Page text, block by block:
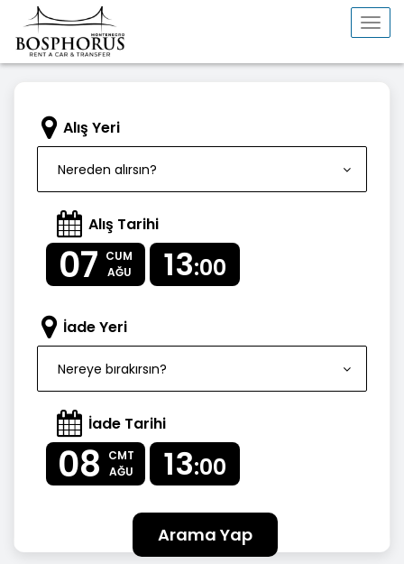
Alış Yeri
Nereden alırsın?
Alış Tarihi
07 CUM
AĞU
13:00
İade Yeri
Nereye bırakırsın?
İade Tarihi
08
CMT
AĞU
13:00
Arama Yap